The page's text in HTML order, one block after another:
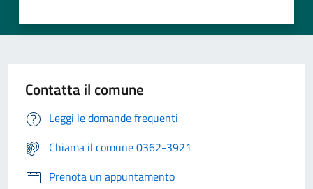
Contatta il comune
Leggi le domande frequenti
Chiama il comune 0362-3921
Prenota un appuntamento